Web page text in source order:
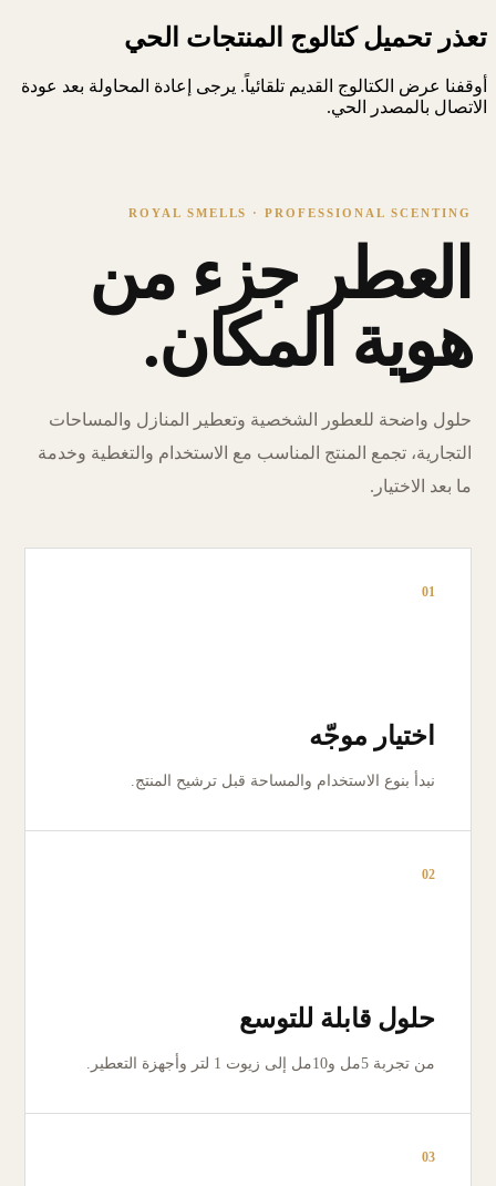
تعذر تحميل كتالوج المنتجات الحي
أوقفنا عرض الكتالوج القديم تلقائياً. يرجى إعادة المحاولة بعد عودة
الاتصال بالمصدر الحي.
ROYAL SMELLS · PROFESSIONAL SCENTING
العطر جزء من
هوية المكان.
حلول واضحة للعطور الشخصية وتعطير المنازل والمساحات
التجارية، تجمع المنتج المناسب مع الاستخدام والتغطية وخدمة
ما بعد الاختيار.
01
اختيار موجّه
نبدأ بنوع الاستخدام والمساحة قبل ترشيح المنتج.
02
حلول قابلة للتوسع
من تجربة 5مل و10مل إلى زيوت 1 لتر وأجهزة التعطير.
03